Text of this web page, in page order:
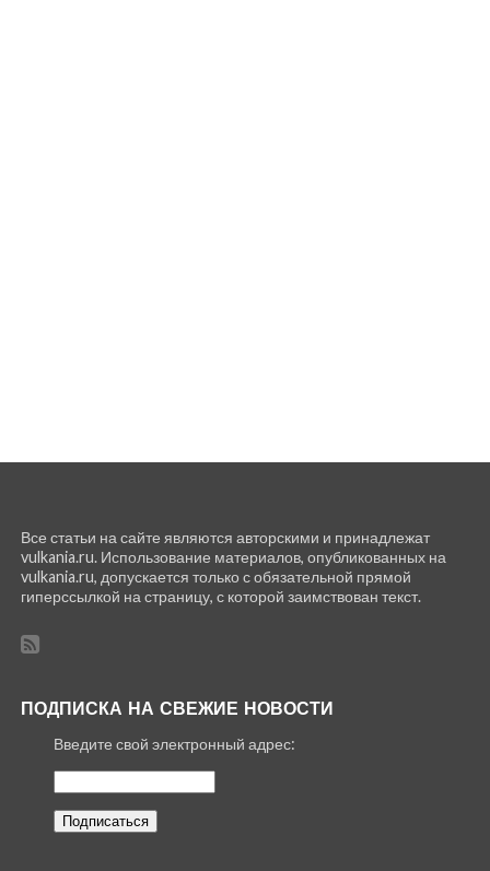
Все статьи на сайте являются авторскими и принадлежат
vulkania.ru. Использование материалов, опубликованных на
vulkania.ru, допускается только с обязательной прямой
гиперссылкой на страницу, с которой заимствован текст.
ПОДПИСКА НА СВЕЖИЕ НОВОСТИ
Введите свой электронный адрес: